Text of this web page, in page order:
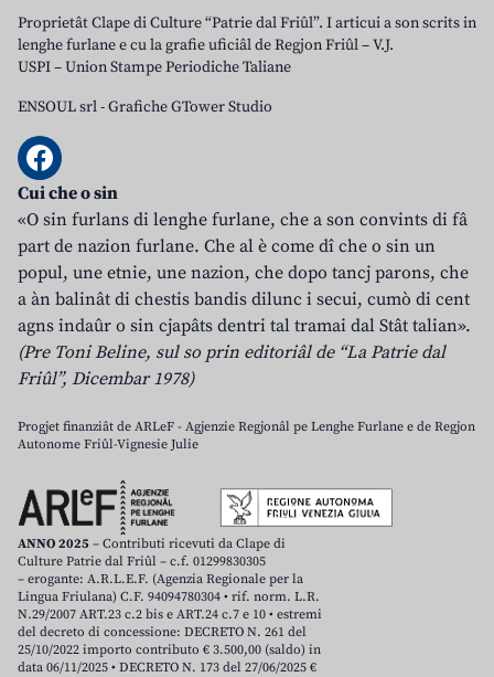
Proprietât Clape di Culture “Patrie dal Friûl”. I articui a son scrits in
lenghe furlane e cu la grafie uficiâl de Regjon Friûl – V.J.
USPI – Union Stampe Periodiche Taliane
ENSOUL srl-Grafiche GTower Studio
Cui che o sin
«O sin furlans di lenghe furlane, che a son convints di fâ
part de nazion furlane. Che al è come dî che o sin un
popul, une etnie, une nazion, che dopo tancj parons, che
a àn balinât di chestis bandis dilunc i secui, cumò di cent
agns indaûr o sin cjapâts dentri tal tramai dal Stât talian».
(Pre Toni Beline, sul so prin editoriâl de “La Patrie dal
Friûl”, Dicembar 1978)
Progjet finanziât de ARLeF - Agjenzie Regjonâl pe Lenghe Furlane e de Regjon
Autonome Friûl-Vignesie Julie
ANNO 2025 – Contributi ricevuti da Clape di
Culture Patrie dal Friûl – c.f. 01299830305
– erogante: A.R.L.E.F. (Agenzia Regionale per la
Lingua Friulana) C.F. 94094780304 • rif. norm. L.R.
N.29/2007 ART.23 c.2 bis e ART.24 c.7 e 10 • estremi
del decreto di concessione: DECRETO N. 261 del
25/10/2022 importo contributo € 3.500,00 (saldo) in
data 06/11/2025 • DECRETO N. 173 del 27/06/2025 €